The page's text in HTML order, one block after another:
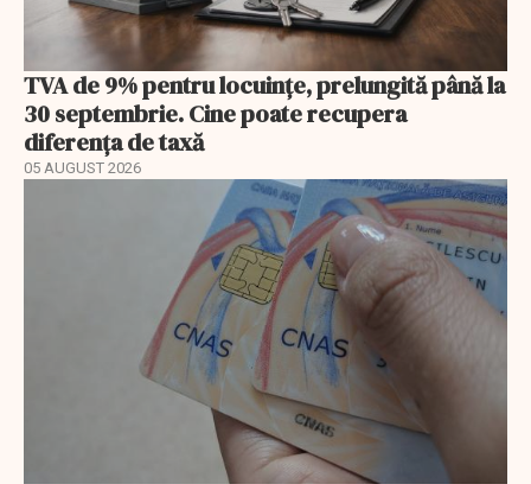
TVA de 9% pentru locuințe, prelungită până la
30 septembrie. Cine poate recupera
diferența de taxă
05 AUGUST 2026